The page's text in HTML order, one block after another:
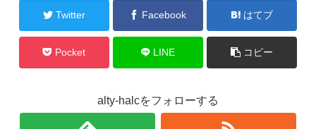
Twitter Facebook はてブ
Pocket LINE コピー
alty-halcをフォローする